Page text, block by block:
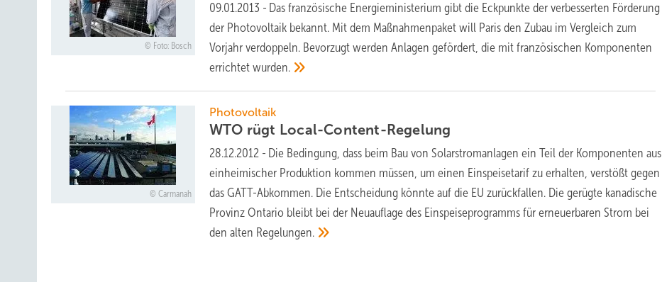
Foto: Bosch
09.01.2013 - Das französische Energieministerium gibt die Eckpunkte der verbesserten Förderung
der Photovoltaik bekannt. Mit dem Maßnahmenpaket will Paris den Zubau im Vergleich zum
Vorjahr verdoppeln. Bevorzugt werden Anlagen gefördert, die mit französischen Komponenten
errichtetwurden.
Carmanah
Photovoltaik
WTO rügt Local-Content-Regelung
28.12.2012 - Die Bedingung, dass beim Bau von Solarstromanlagen ein Teil der Komponenten aus
einheimischer Produktion kommen müssen, um einen Einspeisetarif zu erhalten, verstößt gegen
das GATT-Abkommen. Die Entscheidung könnte auf die EU zurückfallen. Die gerügte kanadische
Provinz Ontario bleibt bei der Neuauflage des Einspeiseprogramms für erneuerbaren Strom bei
den alten Regelungen.